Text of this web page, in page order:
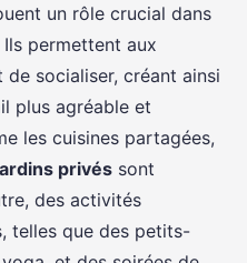
un rôle crucial dans
permettent aux
socialiser, créant ainsi
plus agréable et
les cuisines partagées,
privés sont
des activités
telles que des petits-